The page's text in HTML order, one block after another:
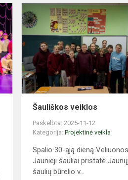
Pradinukai
muzikiniame
spektaklyje
Šauliškos veiklos
Paskelbta: 2025-11-12
Kategorija:Projektinė veikla
Spalio 30-ąją dieną Veliuonos
Jaunieji šauliai pristatė
šaulių būrelio v...